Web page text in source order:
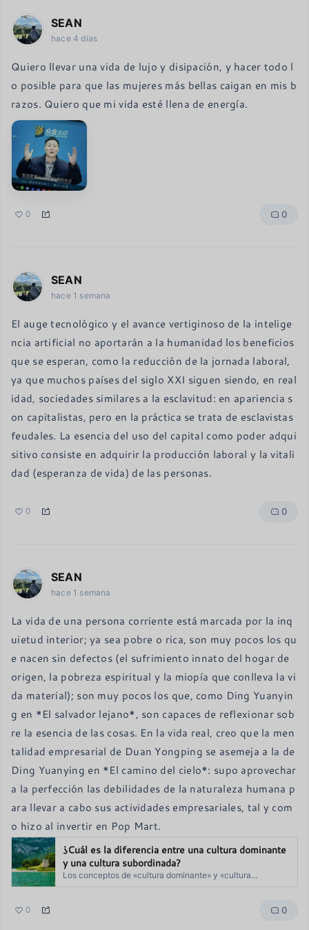
SEAN
hace 4 días
Quiero llevar una vida de lujo y disipación, y hacer todo l
o posible para que las mujeres más bellas caigan en mis b
razos. Quiero que mi vida esté llena de energía.
0 0
SEAN
hace 1 semana
El auge tecnológico y el avance vertiginoso de la intelige
ncia artificial no aportarán a la humanidad los beneficios
que se esperan, como la reducción de la jornada laboral,
ya que muchos países del siglo XXI siguen siendo, en real
idad, sociedades similares a la esclavitud: en apariencia s
on capitalistas, pero en la práctica se trata de esclavistas
feudales. La esencia del uso del capital como poder adqui
sitivo consiste en adquirir la producción laboral y la vitali
dad (esperanza de vida) de las personas.
0 0
SEAN
hace 1 semana
La vida de una persona corriente está marcada por la inq
uietud interior; ya sea pobre o rica, son muy pocos los qu
e nacen sin defectos (el sufrimiento innato del hogar de
origen, la pobreza espiritual y la miopía que conlleva la vi
da material); son muy pocos los que, como Ding Yuanyin
g en *El salvador lejano*, son capaces de reflexionar sob
re la esencia de las cosas. En la vida real, creo que la men
talidad empresarial de Duan Yongping se asemeja a la de
Ding Yuanying en *El camino del cielo*: supo aprovechar
a la perfección las debilidades de la naturaleza humana p
ara llevar a cabo sus actividades empresariales, tal y com
o hizo al invertir en Pop Mart.
¿Cuál es la diferencia entre una cultura dominante
y una cultura subordinada?
Los conceptos de «cultura dominante» y «cultura
0 0